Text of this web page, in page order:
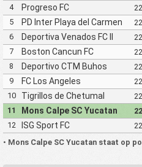
4
Progreso FC 22
5
PD Inter Playa del Carmen
AC II
22
6
Deportiva Venados FC II 22
7
Boston Cancun FC 22
8
Deportivo CTM Buhos 22
9
FC Los Angeles 22
10
Tigrillos de Chetumal 22
11
Mons Calpe SC Yucatan 22
12
ISG Sport FC 22
• Mons Calpe SC Yucatan staat op